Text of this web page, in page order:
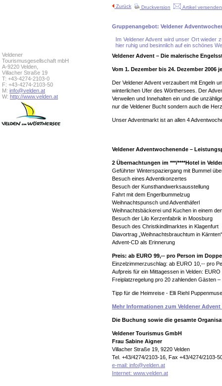
Veldener
Tourismusgesellschaft mbH
A-9220 Velden,
Villacher Straße 19
T: +43-4274-2103-0
F: +43-4274-2103-50
M: info@velden.at
W: http://www.velden.at
Zurück Druckversion Artikel versenden
Gruppenangebot: Veldener
Im Veldener Advent wird unser Ort wieder
hier ruhig und besinnlich auf ein schönes
Veldener Advent – Die malerische
Vom 1. Dezember bis 24. Dezember 2006
Der Veldener Advent verzaubert mit Engeln
winterlichen Ufer des Wörthersees. Der
Verweilen und Innehalten ein und die
nur die Veldener Bucht sondern auch die
Unser Adventmarkt ist an allen 4
Veldener Adventwochenende –
2 Übernachtungen im ***/****Hotel in
Geführter Winterspaziergang mit Bummel
Besuch eines Adventkonzertes
Besuch der Kunsthandwerksausstellung
Fahrt mit dem Engerlbummelzug
Weihnachtspunsch und Adventhäferl
Weihnachtsbäckerei und Kuchen in einem
Besuch der Lilo Kerzenfabrik in Moosburg
Besuch des Christkindlmarktes in Klagenfurt
Diavortrag „Weihnachtsbrauchtum in Kärnten“
Advent-CD als Erinnerung
Preis: ab EURO 99,-- pro Person im
Einzelzimmerzuschlag: ab EURO 10,-- pro
Aufpreis für ein Mittagessen in Velden:
Freiplatzregelung pro 20 zahlenden Gästen –
Tipp für die Heimreise - Elli Riehl
Mehr Informationen zum Veldener Advent
Die Buchung sowie die gesamte
Veldener Tourismus GmbH
Frau Sabine Aigner
Villacher Straße 19, 9220 Velden
Tel. +43/4274/2103-16, Fax +43/4274/2103-
e-mail: info@velden.at
Internet: www.velden.at